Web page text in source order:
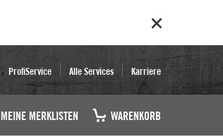
ProfiService Alle Services Karriere
MEINE MERKLISTEN WARENKORB